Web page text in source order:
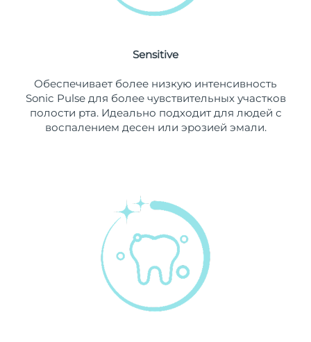
Sensitive
Обеспечивает более низкую интенсивность
Sonic Pulse для более чувствительных участков
полости рта. Идеально подходит для людей с
воспалением десен или эрозией эмали.
Новая Зеландия
09/08/2026
Норвегия
Ожидаемая дата доставки
09/08/2026
Ожидаемая дата доставки
Ожидаемая дата доставки
Ожидаемая дата доставки